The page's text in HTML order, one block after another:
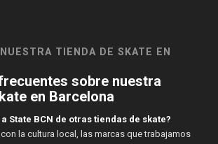
TIENDA DE SKATE EN
sobre nuestra
en Barcelona
State BCN de otras tiendas de skate?
la cultura local, las marcas que trabajamos